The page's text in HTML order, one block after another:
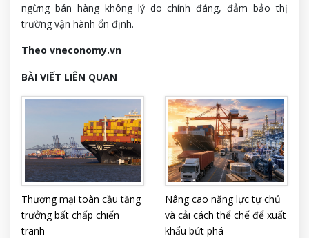
ngừng bán hàng không lý do chính đáng, đảm bảo thị
trường vận hành ổn định.
Theo vneconomy.vn
BÀI VIẾT LIÊN QUAN
Thương mại toàn cầu tăng
trưởng bất chấp chiến
tranh
Nâng cao năng lực tự chủ
và cải cách thể chế để xuất
khẩu bứt phá